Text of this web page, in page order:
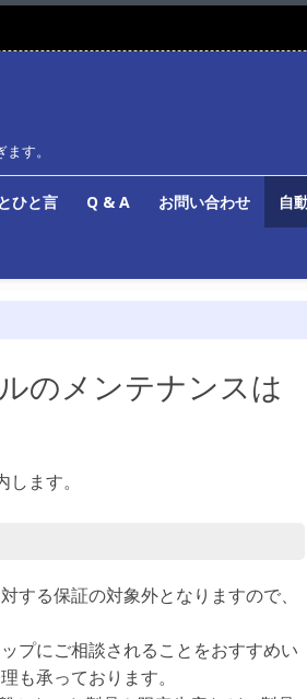
す。
ひと言 Q & A お問い合わせ 自
のメンテナンスは
ます。
する保証の対象外となりますので、
プにご相談されることをおすすめい
も承っております。